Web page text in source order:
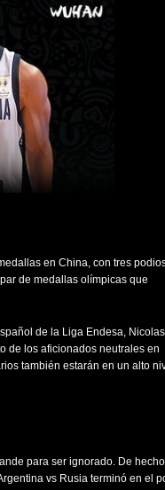
en China, con tres
de medallas olímpicas que
de la Liga Endesa, Nicolas
de los aficionados neutrales en
también estarán en un alto
para ser ignorado. De
vs Rusia terminó en el